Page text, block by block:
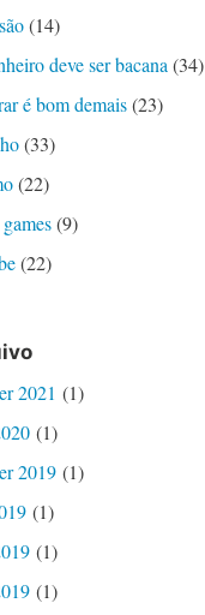
(14)
deve ser bacana(34)
é bom demais(23)
(33)
(22)
(9)
(22)
2021 (1)
(1)
2019(1)
(1)
(1)
(1)